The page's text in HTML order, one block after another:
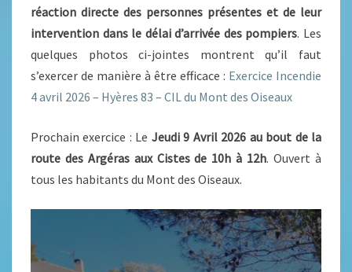
réaction directe des personnes présentes et de leur
intervention dans le délai d’arrivée des pompiers. Les
quelques photos ci-jointes montrent qu’il faut
s’exercer de manière à être efficace : Exercice Incendie
4 avril 2026 – Hyères 83 – CIL du Mont des Oiseaux
Prochain exercice : Le Jeudi 9 Avril 2026 au bout de la
route des Argéras aux Cistes de 10h à 12h. Ouvert à
tous les habitants du Mont des Oiseaux.